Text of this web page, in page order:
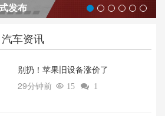
发布
汽车资讯
别扔！苹果旧设备涨价了‌
29分钟前  15  1